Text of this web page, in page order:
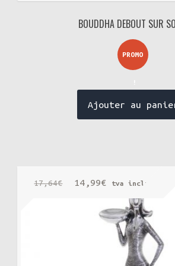
BOUDDHA DEBOUT SUR
PROMO
Ajouter au
17,64€
Le
initial
14,99€ Le
actuel
est :
14,99€.
tva incluse